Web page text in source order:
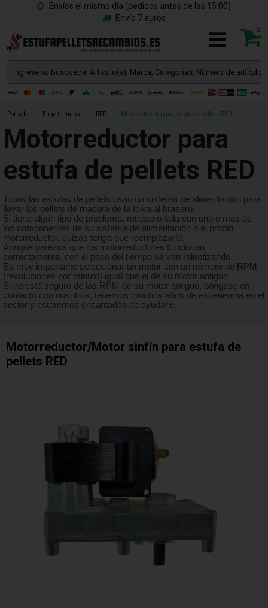
Envíos el mismo día (pedidos antes de las 15:00)
Envío 7 euros
0
Portada Elige tu marca RED Motorreductor para estufa de pellets RED
Motorreductor para
estufa de pellets RED
Todas las estufas de pellets usan un sistema de alimentación para
llevar los pellets de madera de la tolva al brasero.
Si tiene algún tipo de problema, retraso o falla con uno o más de
los componentes de su sistema de alimentación o el propio
motorreductor, quizás tenga que reemplazarlo.
Aunque parezca que los motorreductores funcionan
correctamente, con el paso del tiempo se van ralentizando.
Es muy importante seleccionar un motor con un número de RPM
(revoluciones por minuto) igual que el de su motor antiguo
Si no está seguro de las RPM de su motor antiguo, póngase en
contacto con nosotros, tenemos muchos años de experiencia en el
sector y estaremos encantados de ayudarle.
Motorreductor/Motor sinfín para estufa de
pellets RED